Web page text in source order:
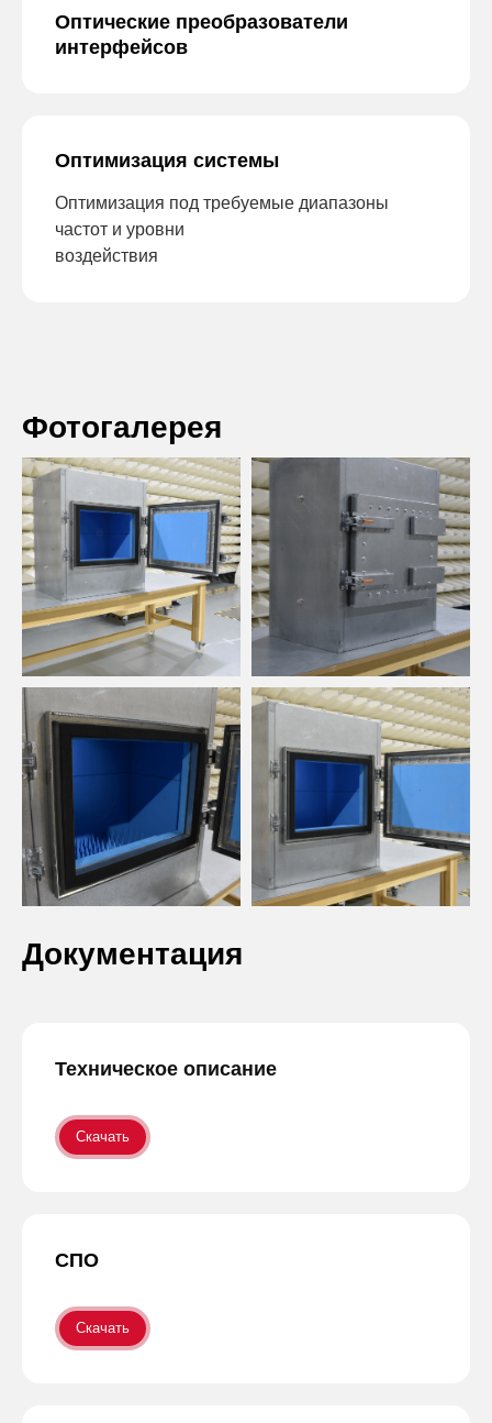
Оптические преобразователи
интерфейсов
Оптимизация системы
Оптимизация под требуемые диапазоны
частот и уровни
воздействия
Фотогалерея
Документация
Техническое описание
Скачать
СПО
Скачать